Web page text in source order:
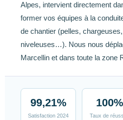
Alpes, intervient directement
former vos équipes à la
de chantier (pelles,
niveleuses…). Nous nous
Marcellin et dans toute la zone
99,21%
Satisfaction 2024
100%
Taux de